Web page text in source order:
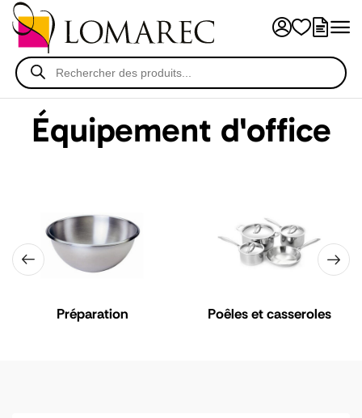
Équipement d'office
Préparation Poêles et casseroles